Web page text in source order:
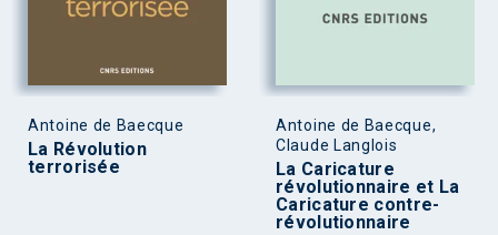
Antoine de Baecque
La Révolution
terrorisée
Antoine de Baecque,
Claude Langlois
La Caricature
révolutionnaire et La
Caricature contre-
révolutionnaire